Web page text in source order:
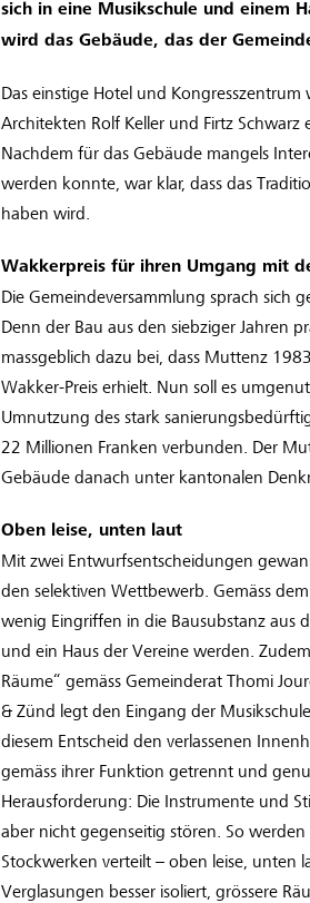
sich in eine Musikschule und einem
wird das Gebäude, das der
Das einstige Hotel und
Architekten Rolf Keller und Firtz
Nachdem für das Gebäude mangels
werden konnte, war klar, dass das
haben wird.
Wakkerpreis für ihren Umgang mit
Die Gemeindeversammlung sprach sich
Denn der Bau aus den siebziger Jahren
massgeblich dazu bei, dass Muttenz
Wakker-Preis erhielt. Nun soll es
Umnutzung des stark
22 Millionen Franken verbunden. Der
Gebäude danach unter kantonalen
Oben leise, unten laut
Mit zwei Entwurfsentscheidungen
den selektiven Wettbewerb. Gemäss
wenig Eingriffen in die Bausubstanz aus
und ein Haus der Vereine werden.
Räume“ gemäss Gemeinderat Thomi
& Zünd legt den Eingang der
diesem Entscheid den verlassenen
gemäss ihrer Funktion getrennt und
Herausforderung: Die Instrumente und
aber nicht gegenseitig stören. So
Stockwerken verteilt – oben leise, unten
Verglasungen besser isoliert, grössere